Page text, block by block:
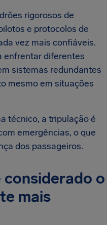
rigorosos de
e protocolos de
vez mais confiáveis.
enfrentar diferentes
sistemas redundantes
mesmo em situações
técnico, a tripulação é
emergências, o que
dos passageiros.
considerado o
mais